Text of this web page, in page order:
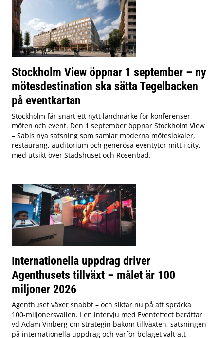
Stockholm View öppnar 1 september – ny
mötesdestination ska sätta Tegelbacken
på eventkartan
Stockholm får snart ett nytt landmärke för konferenser,
möten och event. Den 1 september öppnar Stockholm View
– Sabis nya satsning som samlar moderna möteslokaler,
restaurang, auditorium och generösa eventytor mitt i city,
med utsikt över Stadshuset och Rosenbad.
Internationella uppdrag driver
Agenthusets tillväxt – målet är 100
miljoner 2026
Agenthuset växer snabbt – och siktar nu på att spräcka
100-miljonersvallen. I en intervju med Eventeffect berättar
vd Adam Vinberg om strategin bakom tillväxten, satsningen
på internationella uppdrag och varför bolaget valt att